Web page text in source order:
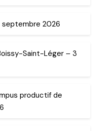
septembre 2026
Saint-Léger – 3
productif de